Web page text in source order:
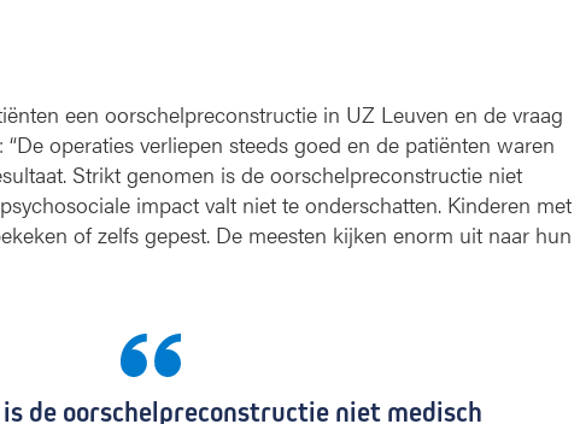
een oorschelpreconstructie in UZ Leuven en de vraag
operaties verliepen steeds goed en de patiënten waren
Strikt genomen is de oorschelpreconstructie niet
impact valt niet te onderschatten. Kinderen met
of zelfs gepest. De meesten kijken enorm uit naar hun
de oorschelpreconstructie niet medisch